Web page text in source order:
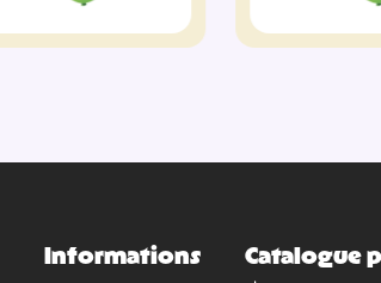
Informations Catalogue